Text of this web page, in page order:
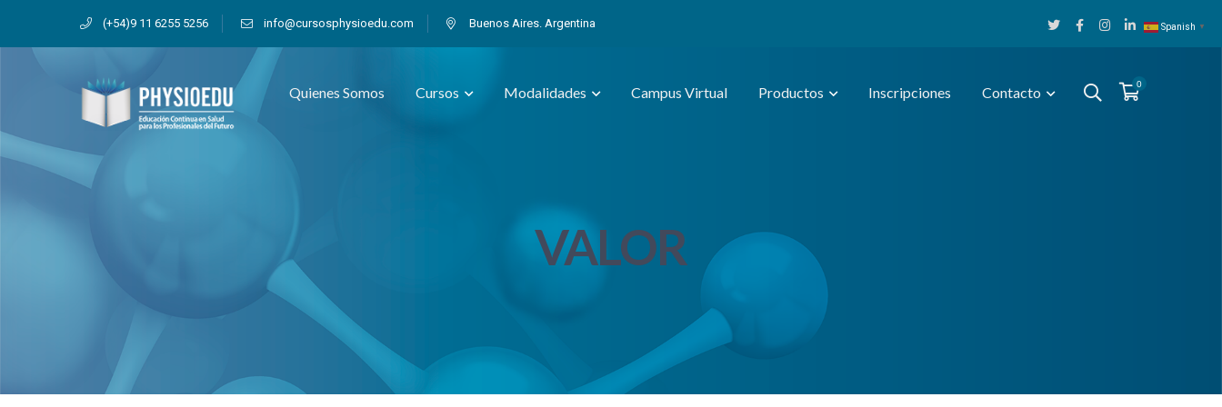
(+54)9 11 6255 5256 info@cursosphysioedu.com Buenos Aires. Argentina
TwitterFacebookInstagram
LinkedIn
0
Quienes Somos Cursos Modalidades Campus Virtual Productos Inscripciones Contacto
VALOR
Spanish ▼